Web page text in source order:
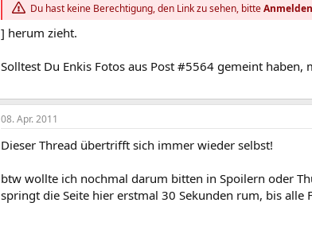
Du hast keine Berechtigung, den Link zu sehen, bitteAnmelden
] herum zieht.
Solltest Du Enkis Fotos aus Post #5564 gemeint
08. Apr. 2011
Dieser Thread übertrifft sich immer wieder selbst!
btw wollte ich nochmal darum bitten in Spoilern oder
springt die Seite hier erstmal 30 Sekunden rum, bis alle